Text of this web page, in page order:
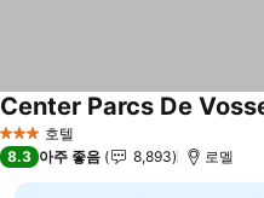
3 성급 호텔
Center Parcs De
8.3 아주 좋음 8,893 로멜